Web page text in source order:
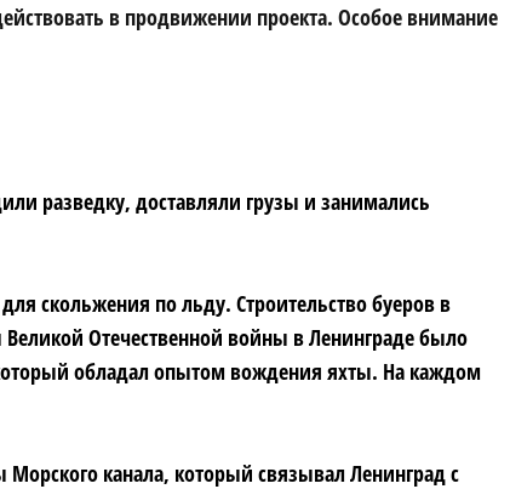
в продвижении проекта. Особое внимание
разведку, доставляли грузы и занимались
скольжения по льду. Строительство буеров в
Отечественной войны в Ленинграде было
обладал опытом вождения яхты. На каждом
канала, который связывал Ленинград с